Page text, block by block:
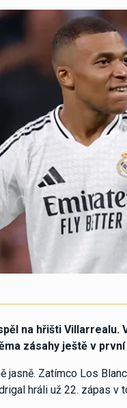
na hřišti
zásahy ještě v první
jasně. Zatímco Los
hráli už 22. zápas